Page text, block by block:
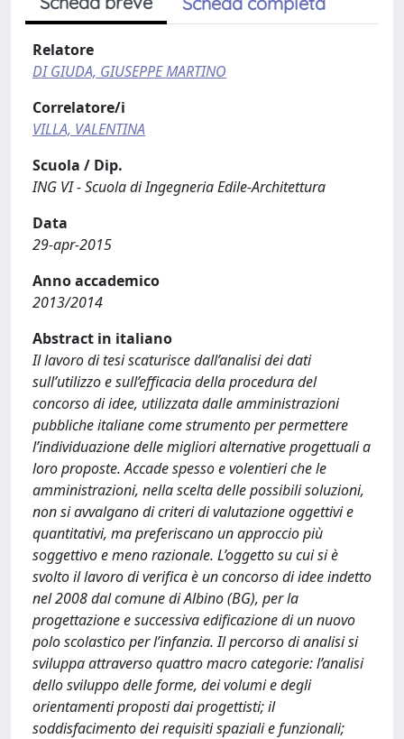
Relatore
DI GIUDA, GIUSEPPE MARTINO
Correlatore/i
VILLA, VALENTINA
Scuola / Dip.
ING VI - Scuola di Ingegneria Edile-Architettura
Data
29-apr-2015
Anno accademico
2013/2014
Abstract in italiano
Il lavoro di tesi scaturisce dall’analisi dei dati
sull’utilizzo e sull’efficacia della procedura del
concorso di idee, utilizzata dalle amministrazioni
pubbliche italiane come strumento per permettere
l’individuazione delle migliori alternative progettuali a
loro proposte. Accade spesso e volentieri che le
amministrazioni, nella scelta delle possibili soluzioni,
non si avvalgano di criteri di valutazione oggettivi e
quantitativi, ma preferiscano un approccio più
soggettivo e meno razionale. L’oggetto su cui si è
svolto il lavoro di verifica è un concorso di idee indetto
nel 2008 dal comune di Albino (BG), per la
progettazione e successiva edificazione di un nuovo
polo scolastico per l’infanzia. Il percorso di analisi si
sviluppa attraverso quattro macro categorie: l’analisi
dello sviluppo delle forme, dei volumi e degli
orientamenti proposti dai progettisti; il
soddisfacimento dei requisiti spaziali e funzionali;